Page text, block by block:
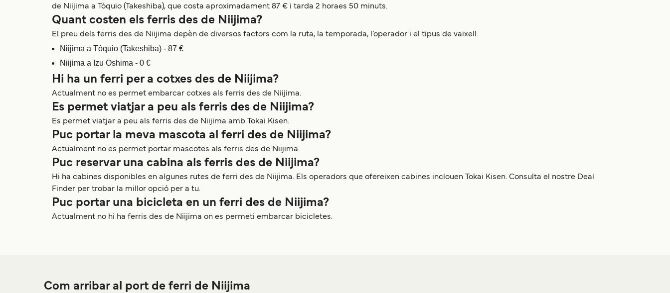
de Niijima a Tòquio (Takeshiba), que costa aproximadament 87 € i tarda 2 horaes 50 minuts.
Quant costen els ferris des de Niijima?
El preu dels ferris des de Niijima depèn de diversos factors com la ruta, la temporada, l’operador i el tipus de vaixell.
Niijima a Tòquio (Takeshiba) - 87 €
Niijima a Izu Ōshima - 0 €
Hi ha un ferri per a cotxes des de Niijima?
Actualment no es permet embarcar cotxes als ferris des de Niijima.
Es permet viatjar a peu als ferris des de Niijima?
Es permet viatjar a peu als ferris des de Niijima amb Tokai Kisen.
Puc portar la meva mascota al ferri des de Niijima?
Actualment no es permet portar mascotes als ferris des de Niijima.
Puc reservar una cabina als ferris des de Niijima?
Hi ha cabines disponibles en algunes rutes de ferri des de Niijima. Els operadors que ofereixen cabines inclouen Tokai Kisen. Consulta el nostre Deal
Finder per trobar la millor opció per a tu.
Puc portar una bicicleta en un ferri des de Niijima?
Actualment no hi ha ferris des de Niijima on es permeti embarcar bicicletes.
Com arribar al port de ferri de Niijima